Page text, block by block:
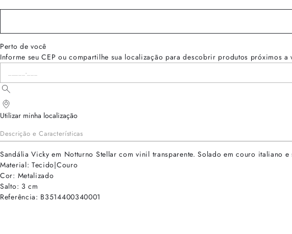
Perto de você
Informe seu CEP ou compartilhe sua localização para descobrir produtos próximos a
Utilizar minha localização
Descrição e Características
Sandália Vicky em Notturno Stellar com vinil transparente. Solado em couro italiano
Material: Tecido|Couro
Cor: Metalizado
Salto: 3 cm
Referência: B3514400340001